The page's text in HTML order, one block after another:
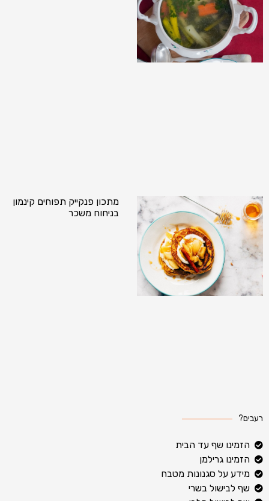
מתכון פנקייק תפוחים קינמון
בניחוח משכר
רעבים?
הזמינו שף עד הבית
הזמינו גרילמן
מידע על סגנונות מטבח
שף לבישול בשרי